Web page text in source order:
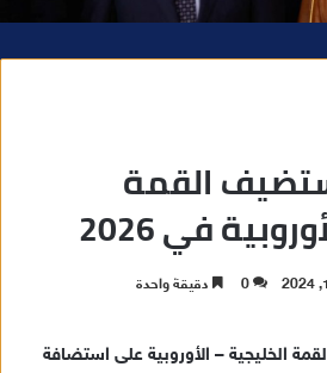
القمة
في 2026
0 دقيقة واحدة
الخليجية – الأوروبية على استضافة